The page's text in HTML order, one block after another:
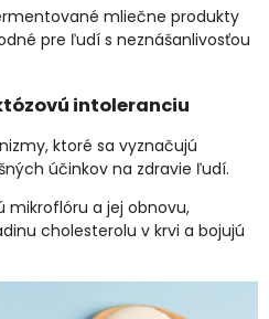
mliečne produkty
pre ľudí s neznášanlivosťou
intoleranciu
ktoré sa vyznačujú
účinkov na zdravie ľudí.
mikroflóru a jej obnovu,
cholesterolu v krvi a bojujú